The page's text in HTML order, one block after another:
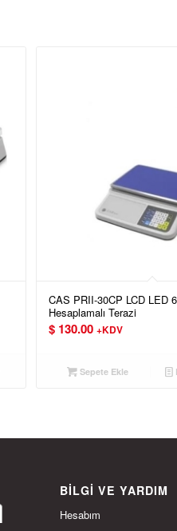
CAS PRII-30CP LCD LED
Hesaplamalı Terazi
$ 130.00 +KDV
Sepete Ekle
BILGI VE YARDIM
Hesabım